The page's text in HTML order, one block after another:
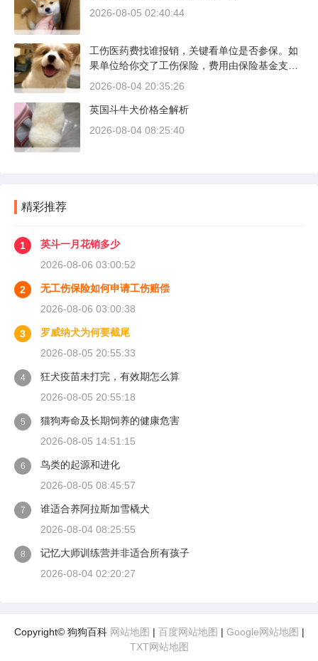
塞和气缸壁需要时间完成精细贴合。多数车型说
2026-08-05 02:40:44
工伤医药费找谁报销，关键看单位是否参保。如
果单位给你交了工伤保险，费用由保险基金支
付；要是单位没参保，那就由单位自己掏钱。很
又推给医保，两边扯皮耽误治疗。这篇就把这事
讲清楚。
2026-08-04 20:35:26
英国斗牛犬价格全解析
2026-08-04 08:25:40
精彩推荐
1
英斗一月花销多少
2026-08-06 03:00:52
2
无工伤保险如何申请工伤赔偿
2026-08-06 03:00:38
3
罗威纳犬为何要截尾
2026-08-05 20:55:33
4
狂犬疫苗未打完，有效期怎么算
2026-08-05 20:55:18
5
猫狗寿命及长期饲养的健康危害
2026-08-05 14:51:15
6
鸟类的起源和进化
2026-08-05 08:45:57
7
谁适合养阿拉斯加雪橇犬
2026-08-04 08:25:55
8
记忆大师训练营并非适合所有孩子
2026-08-04 02:20:27
Copyright© 狗狗百科 网站地图 | 百度网站地图 | Google网站地图 |
TXT网站地图